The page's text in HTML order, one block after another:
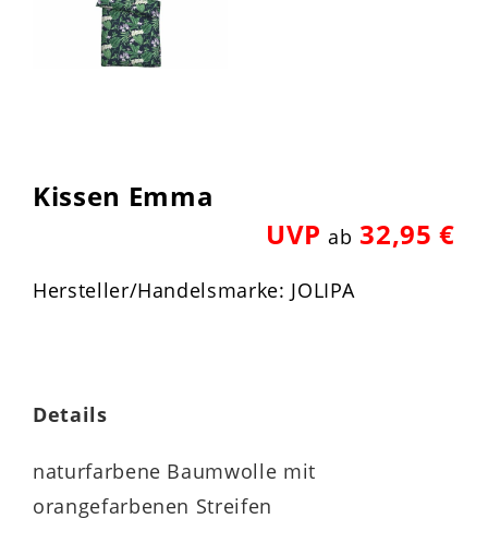
Kissen Emma
UVPab 32,95 €
Hersteller/Handelsmarke: JOLIPA
Details
naturfarbene Baumwolle mit
orangefarbenen Streifen